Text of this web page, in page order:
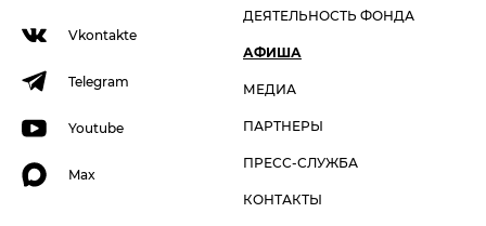
ДЕЯТЕЛЬНОСТЬ ФОНДА
АФИША
МЕДИА
ПАРТНЕРЫ
ПРЕСС-СЛУЖБА
КОНТАКТЫ
Vkontakte
Telegram
Youtube
Max